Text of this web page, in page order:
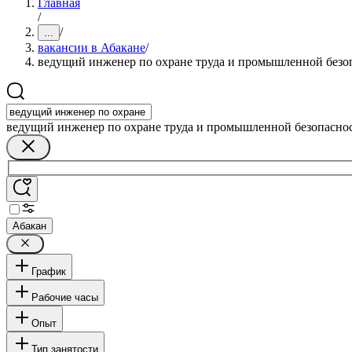
Главная
/
... /
вакансии в Абакане/
ведущий инженер по охране труда и промышленной
ведущий инженер по охране труда и промышленной
Абакан
График
Рабочие часы
Опыт
Тип занятости